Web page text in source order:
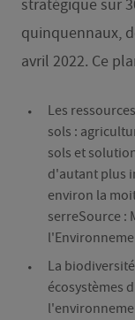
stratégique sur
quinquennaux,
avril 2022. Ce
Les
sols :
sols et
d'autant plus
environ la
serreSource :
La
écosystèmes